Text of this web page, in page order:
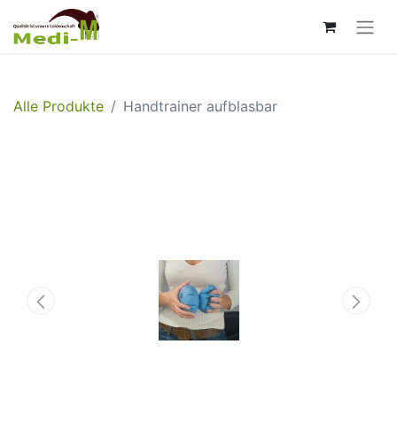
Alle Produkte Handtrainer aufblasbar